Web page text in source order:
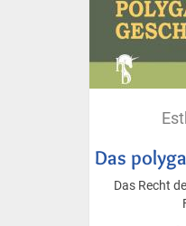
Das
Das Recht